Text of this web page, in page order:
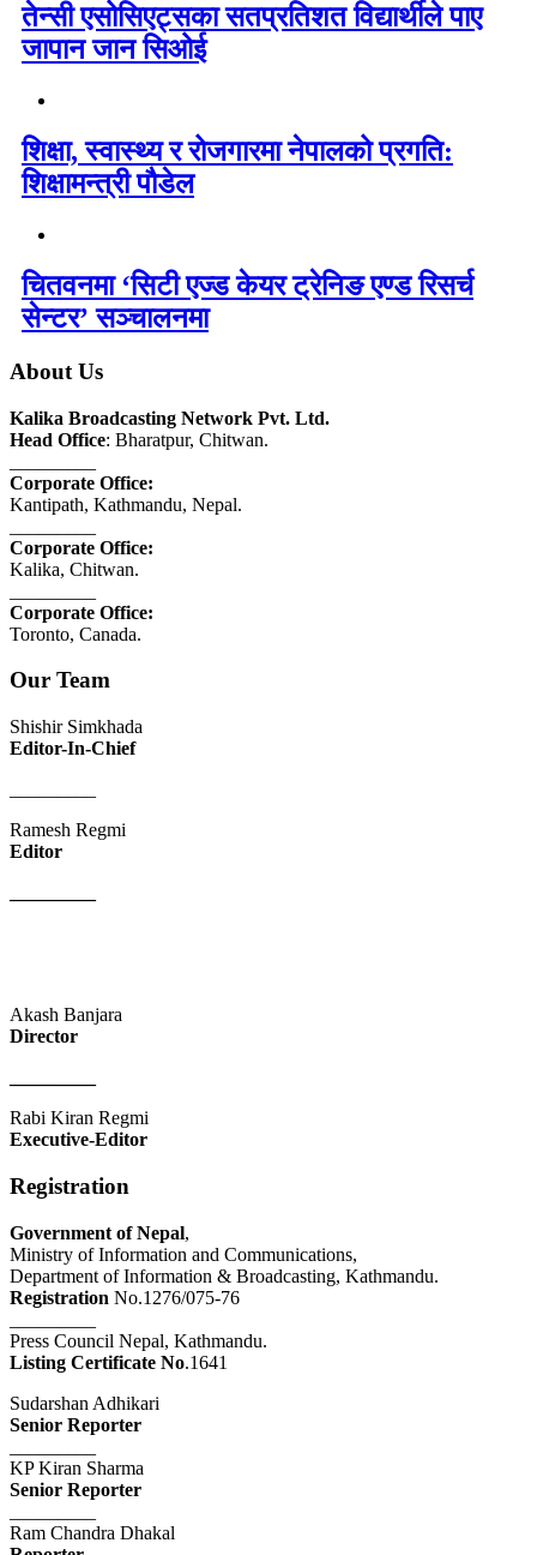
तेन्सी एसोसिएट्सका सतप्रतिशत विद्यार्थीले पाए
जापान जान सिओई
शिक्षा, स्वास्थ्य र रोजगारमा नेपालको प्रगति:
शिक्षामन्त्री पौडेल
चितवनमा ‘सिटी एज्ड केयर ट्रेनिङ एण्ड रिसर्च
सेन्टर’ सञ्चालनमा
About Us
Kalika Broadcasting Network Pvt. Ltd.
Head Office: Bharatpur, Chitwan.
Corporate Office:
Kantipath, Kathmandu, Nepal.
Corporate Office:
Kalika, Chitwan.
Corporate Office:
Toronto, Canada.
Our Team
Shishir Simkhada
Editor-In-Chief
Ramesh Regmi
Editor
Akash Banjara
Director
Rabi Kiran Regmi
Executive-Editor
Registration
Government of Nepal,
Ministry of Information and Communications,
Department of Information & Broadcasting, Kathmandu.
Registration No.1276/075-76
Press Council Nepal, Kathmandu.
Listing Certificate No.1641
Sudarshan Adhikari
Senior Reporter
KP Kiran Sharma
Senior Reporter
Ram Chandra Dhakal